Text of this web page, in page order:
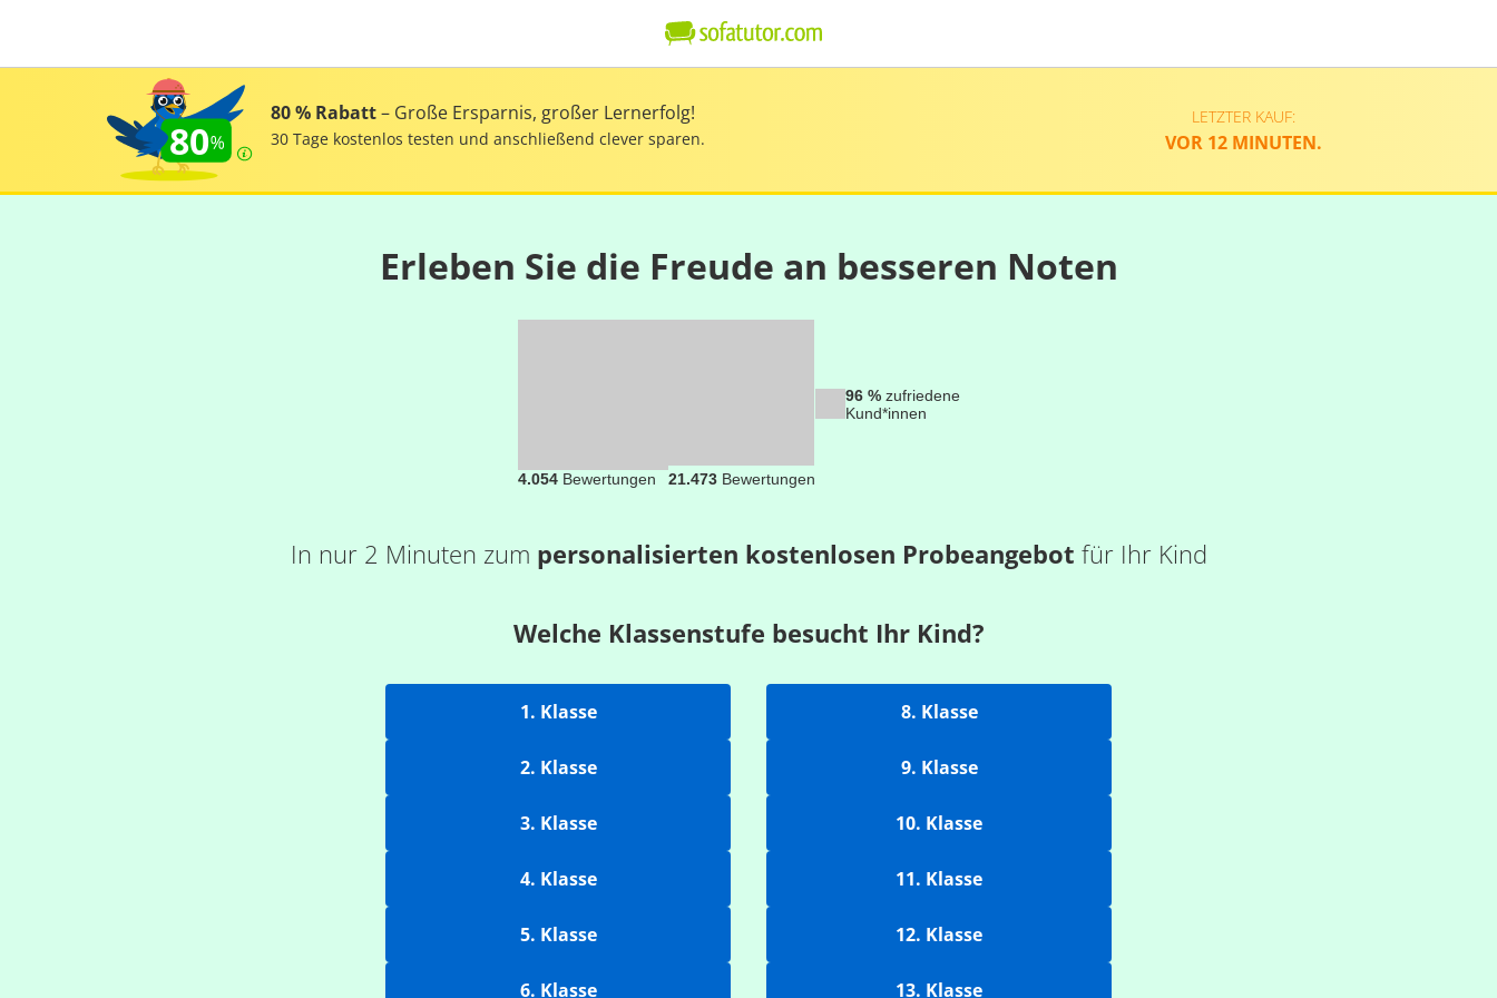
80
80 % Rabatt– Große Ersparnis, großer Lernerfolg!
30 Tage kostenlos testen und anschließend clever sparen.
LETZTER KAUF:
VOR 12 MINUTEN.
Erleben Sie die Freude an besseren Noten
4.054Bewertungen 21.473Bewertungen
96 %zufriedene
Kund*innen
In nur 2 Minuten zum personalisierten kostenlosen Probeangebot für Ihr Kind
Welche Klassenstufe besucht Ihr Kind?
1. Klasse
2. Klasse
3. Klasse
4. Klasse
5. Klasse
6. Klasse
8. Klasse
9. Klasse
10. Klasse
11. Klasse
12. Klasse
13. Klasse